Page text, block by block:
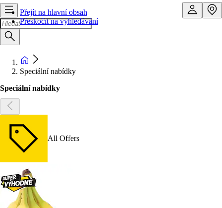
Přejít na hlavní obsah
Přeskočit na vyhledávání
Speciální nabídky
Speciální nabídky
All Offers